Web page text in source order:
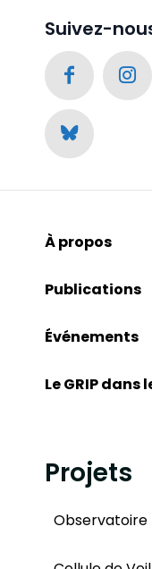
Suivez-
À propos
Publications
Événements
Le GRIP dans
Projets
Observatoire